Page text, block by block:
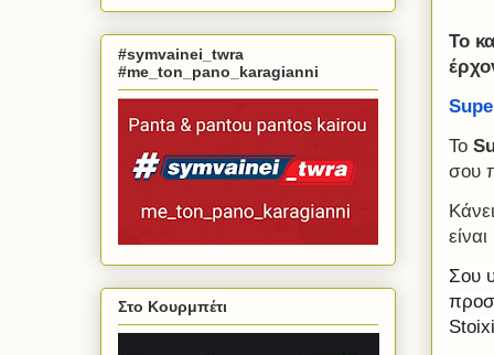
To
Το
σου
Σου
#symvainei_twra
#me_ton_pano_karagianni
Στο Κουρμπέτι